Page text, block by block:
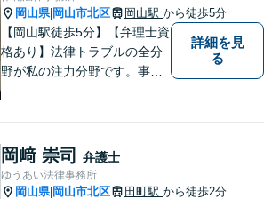
まいります。
岡山県| 岡山市北区 岡山駅 から徒歩5分
【岡山駅徒歩5分】【弁理士資
格あり】法律トラブルの全分
野が私の注力分野です。事務
ラス対応】【後払い対応】
【日弁連国際人権問題委員会
所属】お困りの方は、お気軽
詳細を見
る
岡﨑 崇司 弁護士
ゆうあい法律事務所
岡山県| 岡山市北区 田町駅 から徒歩2分